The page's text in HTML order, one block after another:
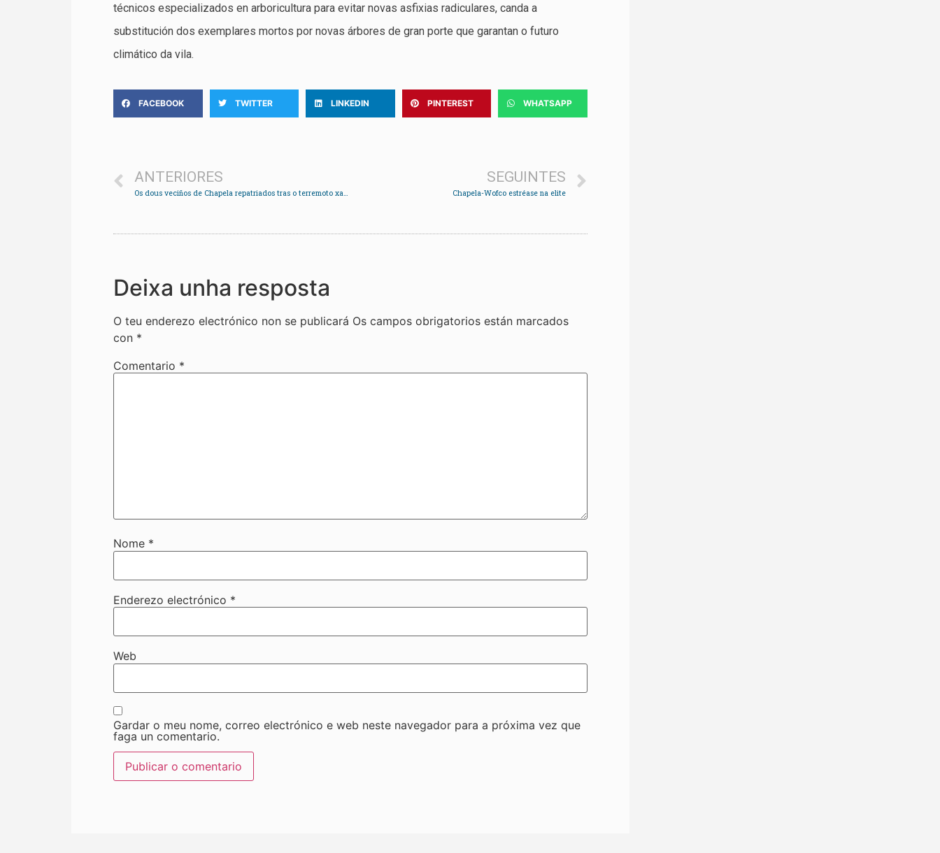
técnicos especializados en arboricultura para evitar novas asfixias radiculares, canda a
substitución dos exemplares mortos por novas árbores de gran porte que garantan o futuro
climático da vila.
FACEBOOK TWITTER LINKEDIN PINTEREST WHATSAPP
ANTERIORES
Os dous veciños de Chapela repatriados tras o terremoto xa están a salvo en España
SEGUINTES
Chapela-Wofco estréase na elite
Deixa unha resposta
O teu enderezo electrónico non se publicará Os campos obrigatorios están marcados
con *
Comentario *
Nome *
Enderezo electrónico *
Web
Gardar o meu nome, correo electrónico e web neste navegador para a próxima vez que
faga un comentario.